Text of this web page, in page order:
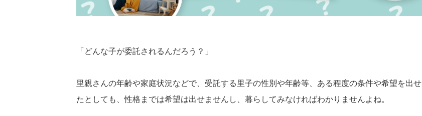
「どんな子が委託されるんだろう？」
里親さんの年齢や家庭状況などで、受託する里子の性別や年齢等、ある程度の条件や希望を出せ
たとしても、性格までは希望は出せませんし、暮らしてみなければわかりませんよね。